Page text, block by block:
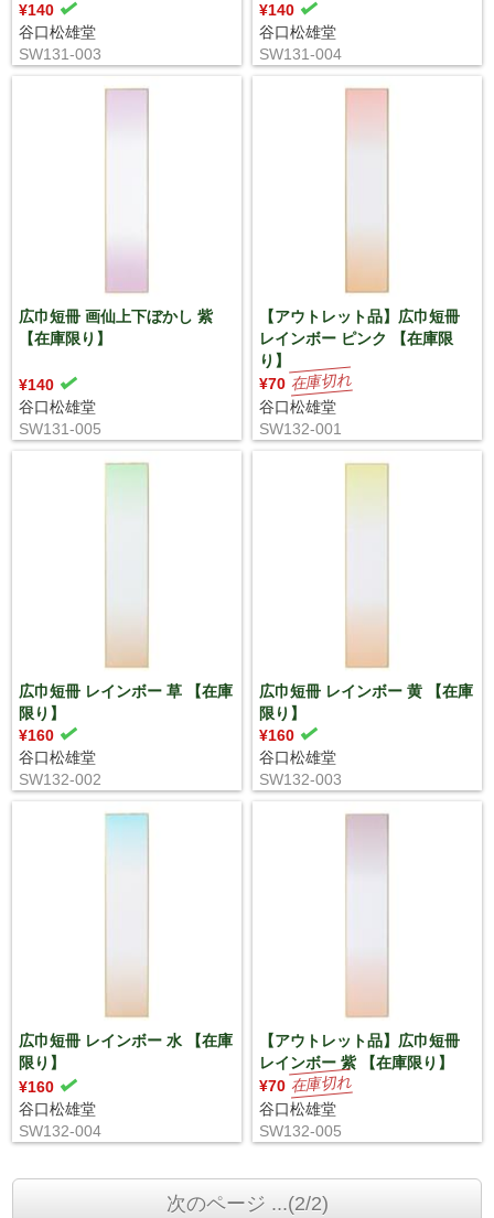
¥140
谷口松雄堂
SW131-003
¥140
谷口松雄堂
SW131-004
広巾短冊 画仙上下ぼかし 紫
【在庫限り】
¥140
谷口松雄堂
SW131-005
【アウトレット品】広巾短冊
レインボー ピンク 【在庫限
り】
¥70
谷口松雄堂
SW132-001
広巾短冊 レインボー 草 【在庫
限り】
¥160
谷口松雄堂
SW132-002
広巾短冊 レインボー 黄 【在庫
限り】
¥160
谷口松雄堂
SW132-003
広巾短冊 レインボー 水 【在庫
限り】
¥160
谷口松雄堂
SW132-004
【アウトレット品】広巾短冊
レインボー 紫 【在庫限り】
¥70
谷口松雄堂
SW132-005
次のページ ...(2/2)